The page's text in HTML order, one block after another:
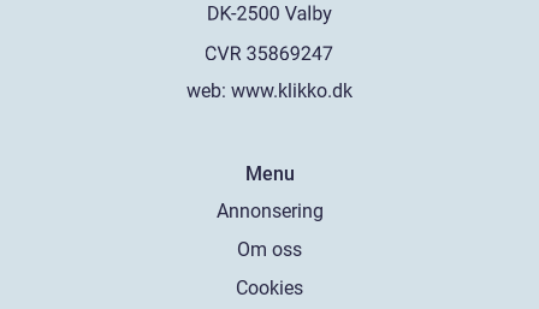
web: www.klikko.dk
Menu
Annonsering
Om oss
Cookies